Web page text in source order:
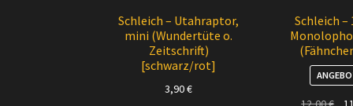
Schleich – Utahraptor,
mini (Wundertüte o.
Zeitschrift)
[schwarz/rot]
3,90€
Schleich –